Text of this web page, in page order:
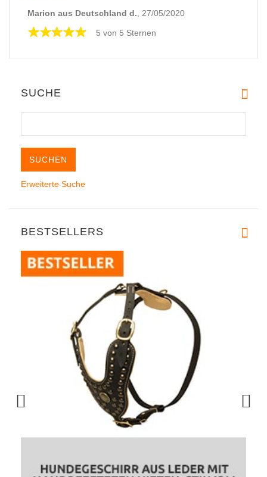
Marion aus Deutschland d. , 27/05/2020
5 von 5 Sternen
SUCHE
Erweiterte Suche
BESTSELLERS